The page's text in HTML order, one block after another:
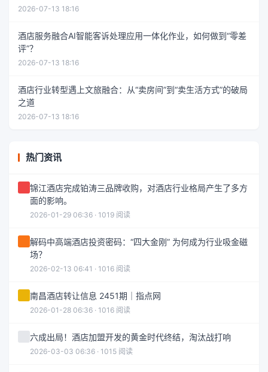
2026-07-13 18:16
酒店服务融合AI智能客诉处理应用一体化作业，如何做到“零差
评”？
2026-07-13 18:16
酒店行业转型遇上文旅融合：从“卖房间”到“卖生活方式”的破局
之道
2026-07-13 18:16
热门资讯
锦江酒店完成铂涛三品牌收购，对酒店行业格局产生了多方
面的影响。
2026-01-29 06:36 · 1019 阅读
解码中高端酒店投资密码：“四大金刚” 为何成为行业吸金磁
场？
2026-02-13 06:41 · 1016 阅读
南昌酒店转让信息 2451期｜指点网
2026-01-28 06:36 · 1016 阅读
六成出局！酒店加盟开发的黄金时代终结，淘汰战打响
2026-03-03 06:36 · 1015 阅读